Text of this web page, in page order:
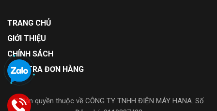
TRANG CHỦ
GIỚI THIỆU
CHÍNH SÁCH
KIỂM TRA ĐƠN HÀNG
© Bản quyền thuộc về CÔNG TY TNHH ĐIỆN MÁY HANA. Số